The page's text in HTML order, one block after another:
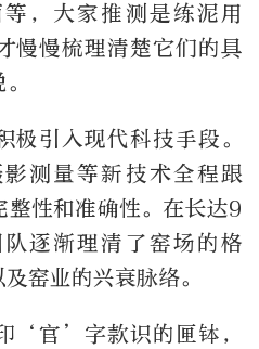
，大家推测是练泥用
慢慢梳理清楚它们的具
极引入现代科技手段。
测量等新技术全程跟
性和准确性。在长达9
逐渐理清了窑场的格
窑业的兴衰脉络。
‘官’字款识的匣钵，